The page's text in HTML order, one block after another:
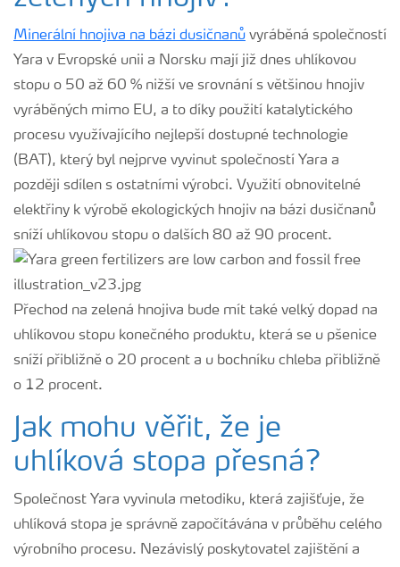
Minerální hnojiva na bázi dusičnanů vyráběná společností
Yara v Evropské unii a Norsku mají již dnes uhlíkovou
stopu o 50 až 60 % nižší ve srovnání s většinou hnojiv
vyráběných mimo EU, a to díky použití katalytického
procesu využívajícího nejlepší dostupné technologie
(BAT), který byl nejprve vyvinut společností Yara a
později sdílen s ostatními výrobci. Využití obnovitelné
elektřiny k výrobě ekologických hnojiv na bázi dusičnanů
sníží uhlíkovou stopu o dalších 80 až 90 procent.
Přechod na zelená hnojiva bude mít také velký dopad na
uhlíkovou stopu konečného produktu, která se u pšenice
sníží přibližně o 20 procent a u bochníku chleba přibližně
o 12 procent.
Jak mohu věřit, že je
uhlíková stopa přesná?
Společnost Yara vyvinula metodiku, která zajišťuje, že
uhlíková stopa je správně započítávána v průběhu celého
výrobního procesu. Nezávislý poskytovatel zajištění a